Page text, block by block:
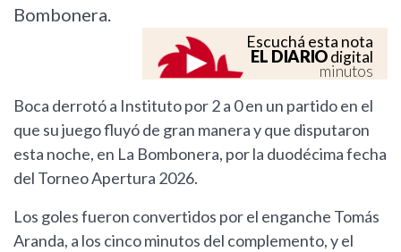
Bombonera.
Escuchá esta nota
EL DIARIOdigital
minutos
Boca derrotó a Instituto por 2 a 0 en un partido en el
que su juego fluyó de gran manera y que disputaron
esta noche, en La Bombonera, por la duodécima fecha
del Torneo Apertura 2026.
Los goles fueron convertidos por el enganche Tomás
Aranda, a los cinco minutos del complemento, y el